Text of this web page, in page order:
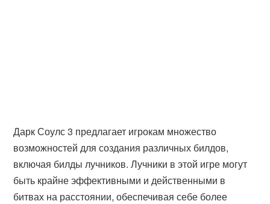
Дарк Соулс 3 предлагает игрокам множество
возможностей для создания различных билдов,
включая билды лучников. Лучники в этой игре могут
быть крайне эффективными и действенными в
битвах на расстоянии, обеспечивая себе более